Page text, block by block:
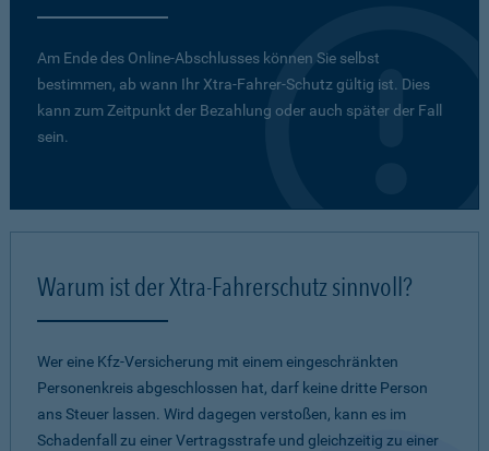
Am Ende des Online-Abschlusses können Sie selbst
bestimmen, ab wann Ihr Xtra-Fahrer-Schutz gültig ist. Dies
kann zum Zeitpunkt der Bezahlung oder auch später der Fall
sein.
Warum ist der Xtra-Fahrerschutz sinnvoll?
Wer eine Kfz-Versicherung mit einem eingeschränkten
Personenkreis abgeschlossen hat, darf keine dritte Person
ans Steuer lassen. Wird dagegen verstoßen, kann es im
Schadenfall zu einer Vertragsstrafe und gleichzeitig zu einer